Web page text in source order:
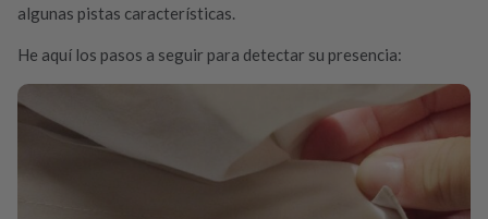
algunas pistas características.
He aquí los pasos a seguir para detectar su presencia: